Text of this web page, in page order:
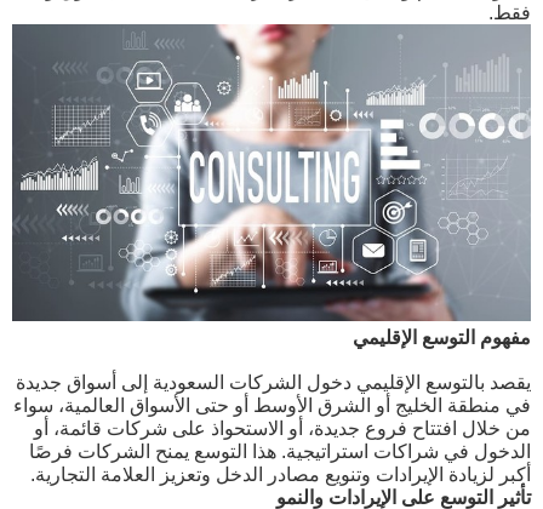
فقط.
مفهوم التوسع الإقليمي
يقصد بالتوسع الإقليمي دخول الشركات السعودية إلى أسواق جديدة
في منطقة الخليج أو الشرق الأوسط أو حتى الأسواق العالمية، سواء
من خلال افتتاح فروع جديدة، أو الاستحواذ على شركات قائمة، أو
الدخول في شراكات استراتيجية. هذا التوسع يمنح الشركات فرصًا
أكبر لزيادة الإيرادات وتنويع مصادر الدخل وتعزيز العلامة التجارية.
تأثير التوسع على الإيرادات والنمو